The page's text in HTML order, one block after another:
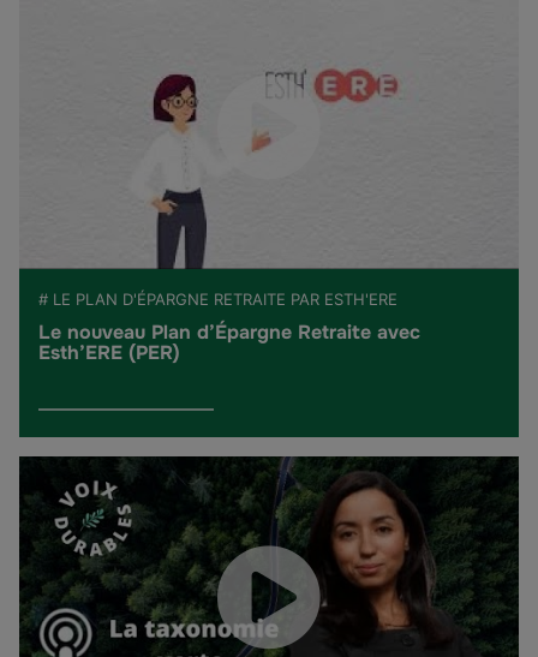
# LE PLAN D'ÉPARGNE RETRAITE PAR ESTH'ERE
Le nouveau Plan d’Épargne Retraite avec
Esth’ERE (PER)